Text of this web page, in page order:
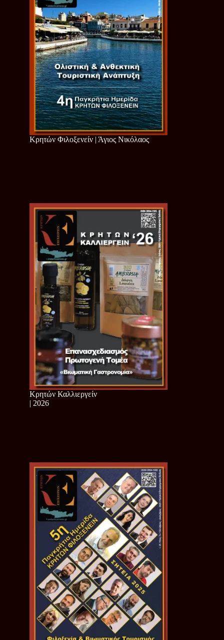
Κρητών Φιλοξενείν | Άγιος Νικόλαος
Κρητών Καλλιεργείν
| 2026